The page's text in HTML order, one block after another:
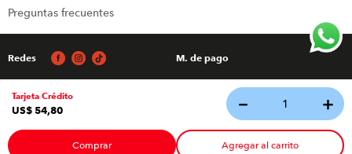
Tarjeta Crédito
US$54,80 ＋
－
Comprar Agregar al carrito
Preguntas frecuentes
Redes M. de pago
© 2026 - Todos los derechos reservados Almacenes Japon